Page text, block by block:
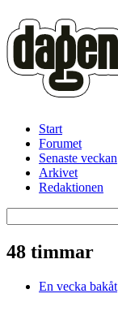
Start
Forumet
Senaste veckan
Arkivet
Redaktionen
48 timmar
En vecka bakåt